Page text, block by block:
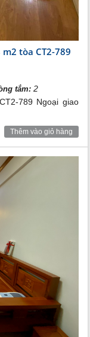
tòa CT2-789
tắm: 2
789 Ngoại giao
Thêm vào giỏ hàng